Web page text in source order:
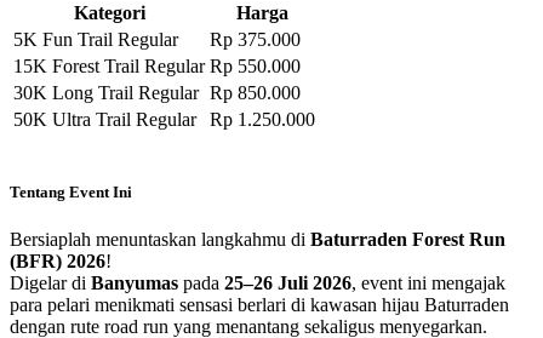
Kategori
Harga
5K Fun Trail Regular
Rp 375.000
15K Forest Trail Regular Rp 550.000
30K Long Trail Regular Rp 850.000
50K Ultra Trail Regular
Rp 1.250.000
Tentang Event Ini
Bersiaplah menuntaskan langkahmu di Baturraden Forest Run
(BFR) 2026!
Digelar di Banyumas pada 25–26 Juli 2026, event ini mengajak
para pelari menikmati sensasi berlari di kawasan hijau Baturraden
dengan rute road run yang menantang sekaligus menyegarkan.